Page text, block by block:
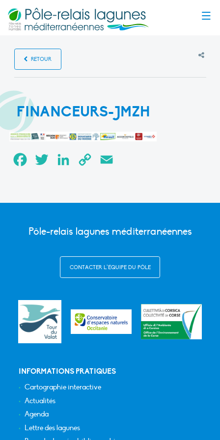
RETOUR
FINANCEURS-JMZH
FacebookTwitter LinkedInCopy
Pôle-relais lagunes méditerranéennes
CONTACTER L’ÉQUIPE DU PÔLE
INFORMATIONS PRATIQUES
Cartographie interactive
Actualités
Agenda
Lettre des lagunes